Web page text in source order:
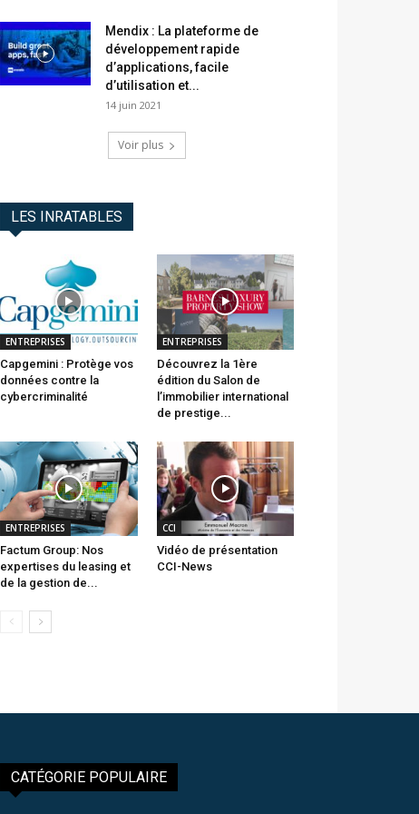
Mendix : La plateforme de
développement rapide
d’applications, facile
d’utilisation et...
14 juin 2021
Voir plus
LES INRATABLES
ENTREPRISES
Capgemini : Protège vos
données contre la
cybercriminalité
ENTREPRISES
Découvrez la 1ère
édition du Salon de
l’immobilier international
de prestige...
ENTREPRISES
Factum Group: Nos
expertises du leasing et
de la gestion de...
CCI
Vidéo de présentation
CCI-News
CATÉGORIE POPULAIRE